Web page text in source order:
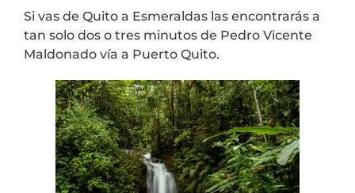
Si vas de Quito a Esmeraldas las encontrarás a
tan solo dos o tres minutos de Pedro Vicente
Maldonado vía a Puerto Quito.